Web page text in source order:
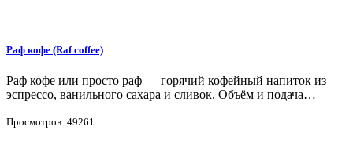
Раф кофе (Raf coffee)
Раф кофе или просто раф — горячий кофейный напиток из
эспрессо, ванильного сахара и сливок. Объём и подача…
Просмотров: 49261